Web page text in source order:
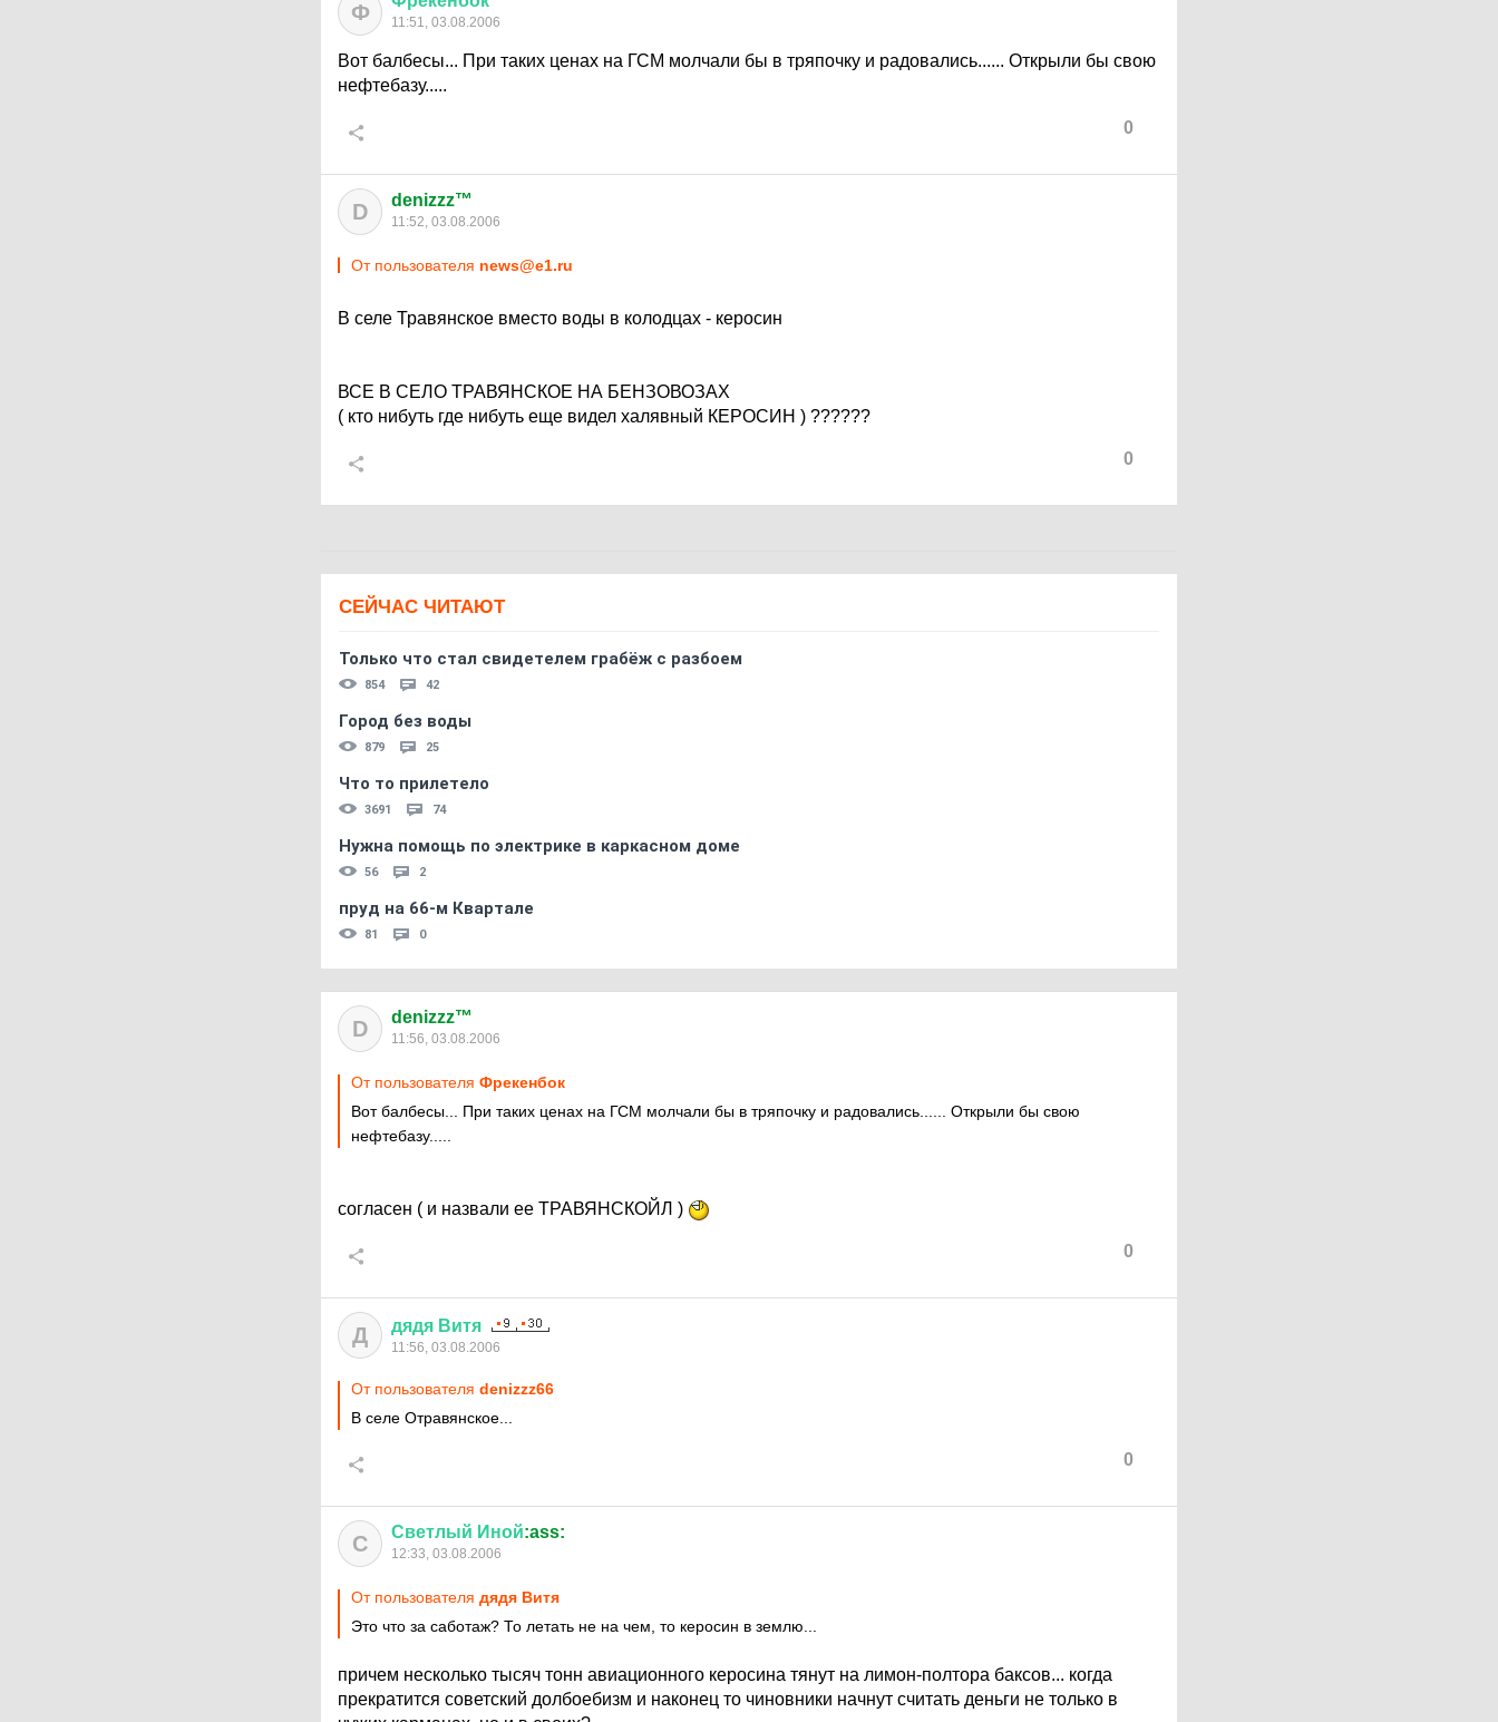
Ф 11:51, 03.08.2006
Вот балбесы... При таких ценах на ГСМ молчали бы в тряпочку и радовались...... Открыли бы свою
нефтебазу.....
0
D denizzz™
11:52, 03.08.2006
От пользователя news@e1.ru
В селе Травянское вместо воды в колодцах - керосин
ВСЕ В СЕЛО ТРАВЯНСКОЕ НА БЕНЗОВОЗАХ
( кто нибуть где нибуть еще видел халявный КЕРОСИН ) ??????
0
СЕЙЧАС ЧИТАЮТ
Только что стал свидетелем грабёж с разбоем
854 42
Город без воды
879 25
Что то прилетело
3691 74
Нужна помощь по электрике в каркасном доме
56 2
пруд на 66-м Квартале
81 0
D denizzz™
11:56, 03.08.2006
От пользователя Фрекенбок
Вот балбесы... При таких ценах на ГСМ молчали бы в тряпочку и радовались...... Открыли бы свою
нефтебазу.....
согласен ( и назвали ее ТРАВЯНСКОЙЛ )
0
Д дядя Витя
11:56, 03.08.2006
От пользователя denizzz66
В селе Отравянское...
0
С Светлый Иной:ass:
12:33, 03.08.2006
От пользователя дядя Витя
Это что за саботаж? То летать не на чем, то керосин в землю...
причем несколько тысяч тонн авиационного керосина тянут на лимон-полтора баксов... когда
прекратится советский долбоебизм и наконец то чиновники начнут считать деньги не только в